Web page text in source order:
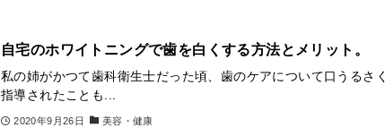
自宅のホワイトニングで歯を白くする方法とメリット。
私の姉がかつて歯科衛生士だった頃、歯のケアについて口うるさく
指導されたことも...
2020年9月26日 美容・健康